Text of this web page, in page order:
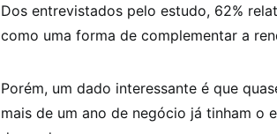
Dos entrevistados pelo estudo, 62%
como uma forma de complementar a
Porém, um dado interessante é que
mais de um ano de negócio já tinham